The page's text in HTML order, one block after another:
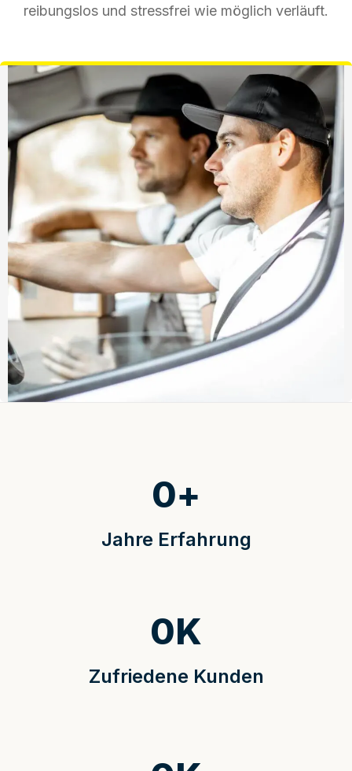
reibungslos und stressfrei wie möglich verläuft.
Jahre Erfahrung
0+
Zufriedene Kunden
0K